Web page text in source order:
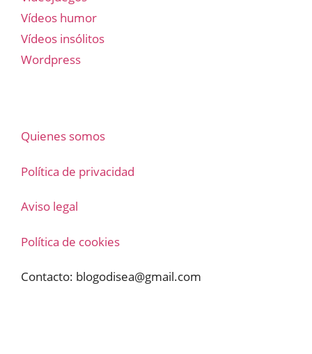
Vídeos humor
Vídeos insólitos
Wordpress
Quienes somos
Política de privacidad
Aviso legal
Política de cookies
Contacto: blogodisea@gmail.com